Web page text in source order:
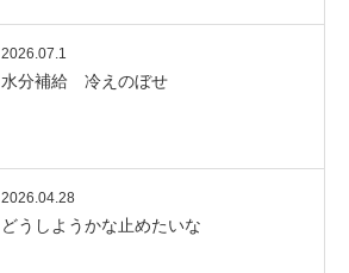
2026.07.1
水分補給 冷えのぼせ
2026.04.28
どうしようかな止めたいな